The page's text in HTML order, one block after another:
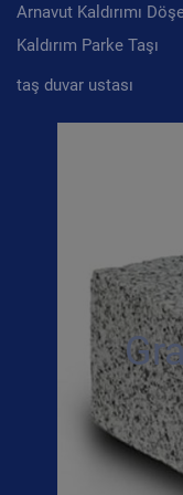
Arnavut Kaldırımı
Kaldırım Parke Taşı
taş duvar ustası